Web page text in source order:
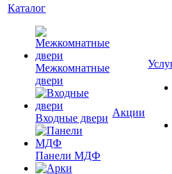
Каталог
Межкомнатные
двери
Входные двери
Панели МДФ
Акции